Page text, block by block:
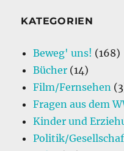
o n nicht
KATEGORIEN
Beweg' uns! (168)
Bücher (14)
Film/Fernsehen
Fragen aus dem
Kinder und
Politik/